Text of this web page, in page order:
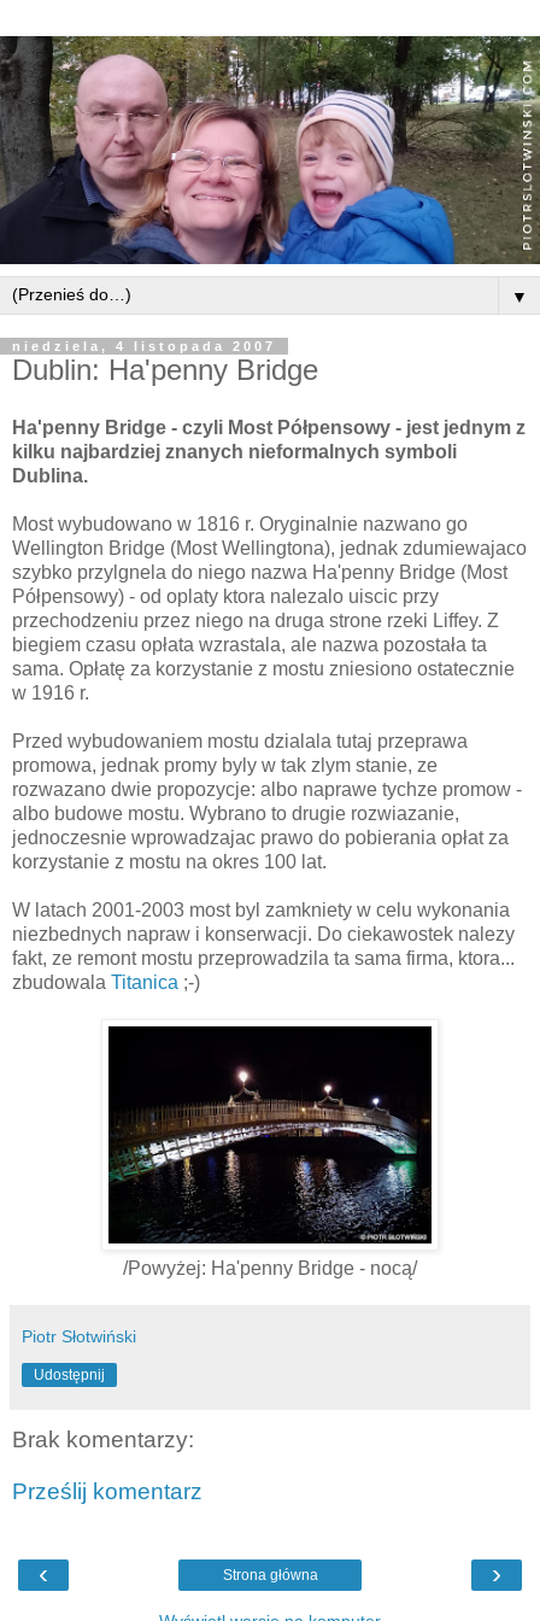
▼
niedziela, 4 listopada 2007
Dublin: Ha'penny Bridge
Ha'penny Bridge - czyli Most Półpensowy - jest jednym z
kilku najbardziej znanych nieformalnych symboli
Dublina.
Most wybudowano w 1816 r. Oryginalnie nazwano go
Wellington Bridge (Most Wellingtona), jednak zdumiewajaco
szybko przylgnela do niego nazwa Ha'penny Bridge (Most
Półpensowy) - od oplaty ktora nalezalo uiscic przy
przechodzeniu przez niego na druga strone rzeki Liffey. Z
biegiem czasu opłata wzrastala, ale nazwa pozostała ta
sama. Opłatę za korzystanie z mostu zniesiono ostatecznie
w 1916 r.
Przed wybudowaniem mostu dzialala tutaj przeprawa
promowa, jednak promy byly w tak zlym stanie, ze
rozwazano dwie propozycje: albo naprawe tychze promow -
albo budowe mostu. Wybrano to drugie rozwiazanie,
jednoczesnie wprowadzajac prawo do pobierania opłat za
korzystanie z mostu na okres 100 lat.
W latach 2001-2003 most byl zamkniety w celu wykonania
niezbednych napraw i konserwacji. Do ciekawostek nalezy
fakt, ze remont mostu przeprowadzila ta sama firma, ktora...
zbudowala Titanica ;-)
/Powyżej: Ha'penny Bridge - nocą/
Piotr Słotwiński
Udostępnij
Brak komentarzy:
Prześlij komentarz
‹ ›
Strona główna